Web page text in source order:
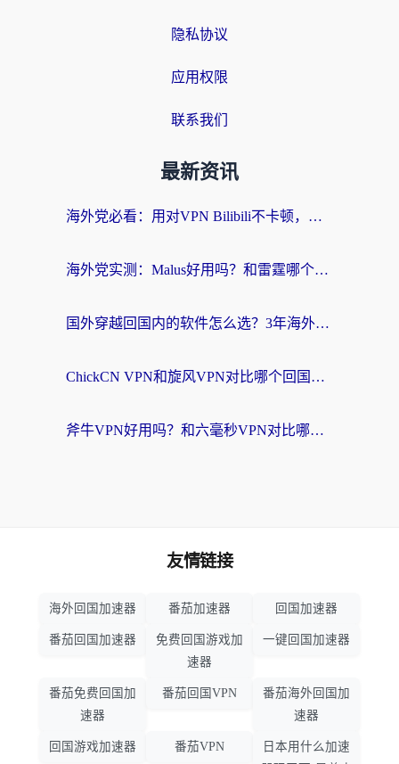
隐私协议
应用权限
联系我们
最新资讯
海外党必看：用对VPN Bilibili不卡顿，英国玩国内游戏也丝滑——2026回国加速器选择指南
海外党实测：Malus好用吗？和雷霆哪个好？+ 3款热门加速器深度对比
国外穿越回国内的软件怎么选？3年海外党亲测实用指南，告别地域限制
ChickCN VPN和旋风VPN对比哪个回国效果更好？海外党实测回国内网神器指南
斧牛VPN好用吗？和六毫秒VPN对比哪个回国效果更好？海外党亲测实用指南
友情链接
海外回国加速器 番茄加速器 回国加速器
番茄回国加速器
免费回国游戏加
速器
一键回国加速器
番茄免费回国加
速器
番茄回国VPN
番茄海外回国加
速器
回国游戏加速器 番茄VPN
日本用什么加速